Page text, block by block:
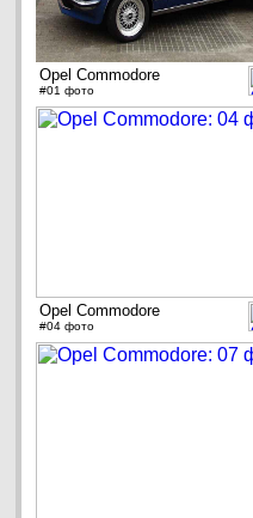
Opel Commodore
#01 фото
Opel Commodore
#04 фото